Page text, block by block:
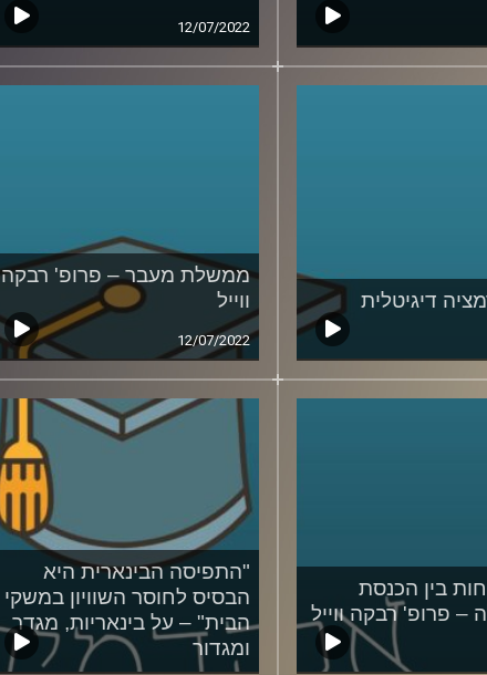
12/07/2022
דיגיטלית
ממשלת מעבר – פרופ' רבקה
ווייל
12/07/2022
בין הכנסת
– פרופ' רבקה ווייל
"התפיסה הבינארית היא
הבסיס לחוסר השוויון במשקי
הבית" – על בינאריות, מגדר
ומגדור